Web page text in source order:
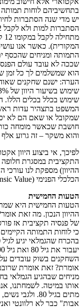
בתחשיביהם לוחות תמותה
המקורית). כאשר אנו עושים
התמותה ומניחים שהכסף
שככה לא עובד עולם
הוא שמשלמים לך כל זמן
הערה: ישנם שחקנים
שימוש בכלל בכלים
המשפט בתצהיר עדות
שמקובל או שאם הם לא
חושבת שכאשר מומחה
והוא משקר – זה גרוע אלף
לפיכך, אי ביצוע היוון
התקציבית במסגרת
ההיוון) מספקת לנו עורכי
הכלכלי הפנימי (Intrinsic Value) של הפנסיה התקציבית.
הטעות החמישית
הטעות החמישית היא
ההיוון הנכון. מה זאת
כי לוחות התמותה
השחקנים בשוק עובדים
מתים בגיל 80.
אבות" כבר לא רלוונטי